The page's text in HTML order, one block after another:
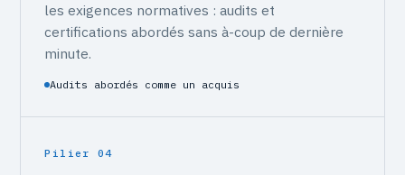
les exigences normatives : audits et
certifications abordés sans à-coup de dernière
minute.
Audits abordés comme un acquis
Pilier 04